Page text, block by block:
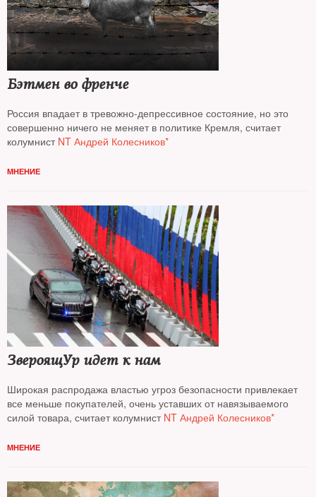
Бэтмен во френче
Россия впадает в тревожно-депрессивное состояние, но это
совершенно ничего не меняет в политике Кремля, считает
колумнист NT Андрей Колесников*
МНЕНИЕ
ЗвероящУр идет к нам
Широкая распродажа властью угроз безопасности привлекает
все меньше покупателей, очень уставших от навязываемого
силой товара, считает колумнистNT Андрей Колесников*
МНЕНИЕ